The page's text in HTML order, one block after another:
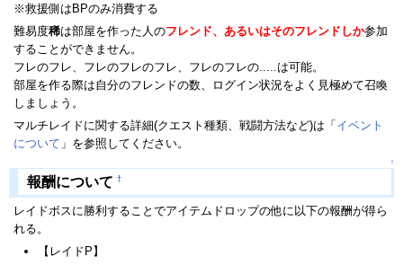
※救援側はBPのみ消費する
難易度稀は部屋を作った人のフレンド、あるいはそのフレンドしか参加
することができません。
フレのフレ、フレのフレのフレ、フレのフレの.....は可能。
部屋を作る際は自分のフレンドの数、ログイン状況をよく見極めて召喚
しましょう。
マルチレイドに関する詳細(クエスト種類、戦闘方法など)は「イベント
について 」を参照してください。
↑
報酬について †
レイドボスに勝利することでアイテムドロップの他に以下の報酬が得ら
れる。
【レイドP】